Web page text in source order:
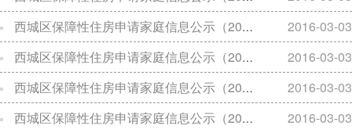
西城区保障性住房申请家庭信息公示（2014年10月17日）
2016-03-03
西城区保障性住房申请家庭信息公示（2014年09月26日）
2016-03-03
西城区保障性住房申请家庭信息公示（2014年12月19日）
2016-03-03
西城区保障性住房申请家庭信息公示（2014年11月14日）
2016-03-03